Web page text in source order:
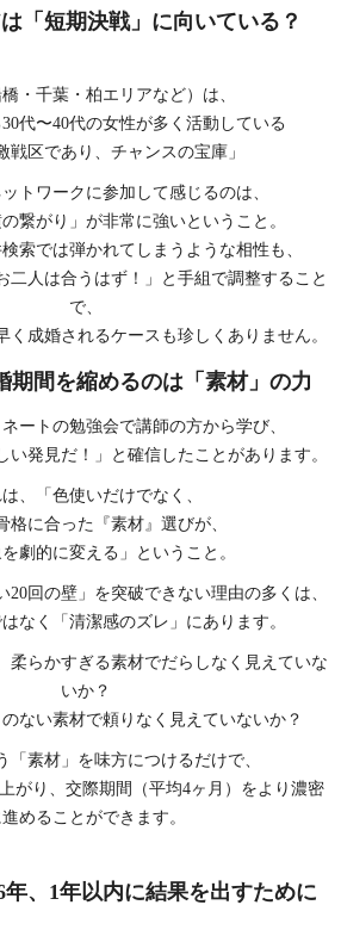
「短期決戦」に向いている？
・千葉・柏エリアなど）は、
代〜40代の女性が多く活動している
戦区であり、チャンスの宝庫」
トワークに参加して感じるのは、
の繋がり」が非常に強いということ。
索では弾かれてしまうような相性も、
二人は合うはず！」と手組で調整すること
で、
く成婚されるケースも珍しくありません。
期間を縮めるのは「素材」の力
ートの勉強会で講師の方から学び、
い発見だ！」と確信したことがあります。
、「色使いだけでなく、
格に合った『素材』選びが、
劇的に変える」ということ。
20回の壁」を突破できない理由の多くは、
なく「清潔感のズレ」にあります。
柔らかすぎる素材でだらしなく見えていな
いか？
ない素材で頼りなく見えていないか？
「素材」を味方につけるだけで、
がり、交際期間（平均4ヶ月）をより濃密
めることができます。
年、1年以内に結果を出すために